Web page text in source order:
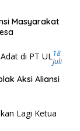
Masyarakat
18
Juli
Aksi Aliansi